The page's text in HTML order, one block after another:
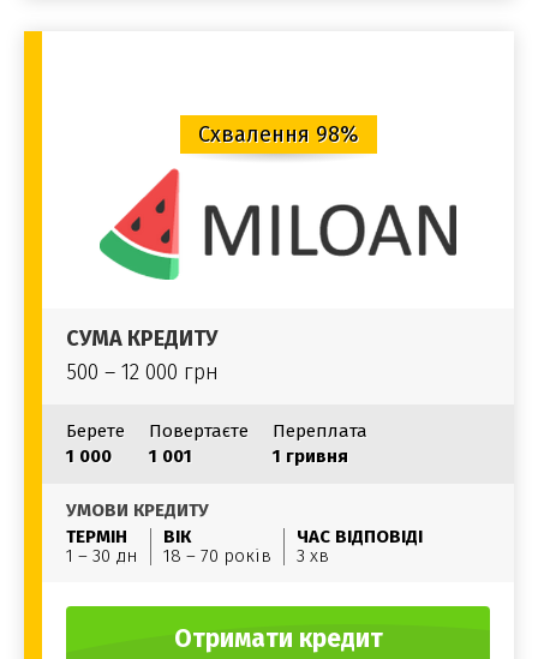
Схвалення 98%
СУМА КРЕДИТУ
500 – 12 000 грн
Берете
1 000
Повертаєте
1 001
Переплата
1 гривня
УМОВИ КРЕДИТУ
ТЕРМІН
1 – 30 дн
ВІК
18 – 70 років
ЧАС ВІДПОВІДІ
3 хв
Отримати кредит